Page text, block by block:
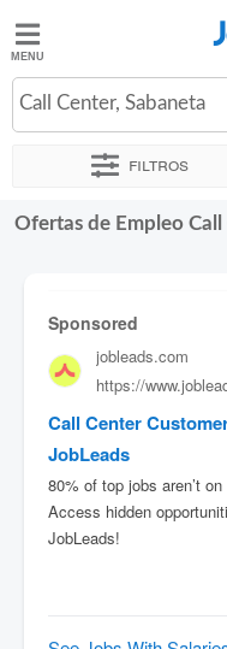
Jobted
Ofertas
de
empleo
Salarios
Call Center, Sabaneta
Filtros
Ordenar por Ubicación
Ofertas de Empleo